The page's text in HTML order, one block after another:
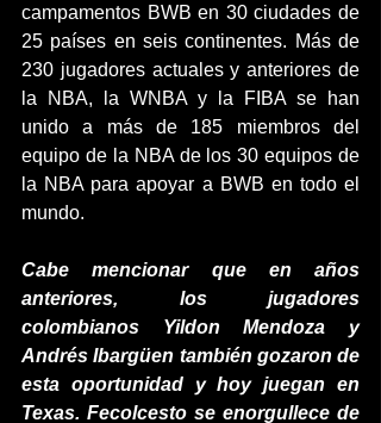
campamentos BWB en 30 ciudades de
25 países en seis continentes. Más de
230 jugadores actuales y anteriores de
la NBA, la WNBA y la FIBA ​​se han
unido a más de 185 miembros del
equipo de la NBA de los 30 equipos de
la NBA para apoyar a BWB en todo el
mundo.
Cabe mencionar que en años
anteriores, los jugadores
colombianos Yildon Mendoza y
Andrés Ibargüen también gozaron de
esta oportunidad y hoy juegan en
Texas. Fecolcesto se enorgullece de